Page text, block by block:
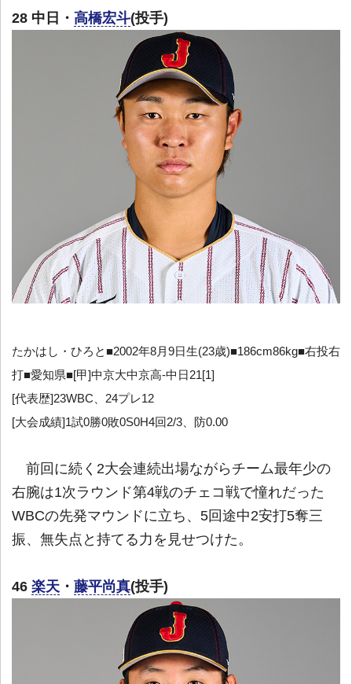
28 中日・ 高橋宏斗(投手)
たかはし・ひろと■2002年8月9日生(23歳)■186cm86kg■右投右
打■愛知県■[甲]中京大中京高-中日21[1]
[代表歴]23WBC、24プレ12
[大会成績]1試0勝0敗0S0H4回2/3、防0.00
前回に続く2大会連続出場ながらチーム最年少の
右腕は1次ラウンド第4戦のチェコ戦で憧れだった
WBCの先発マウンドに立ち、5回途中2安打5奪三
振、無失点と持てる力を見せつけた。
46 楽天 ・ 藤平尚真(投手)